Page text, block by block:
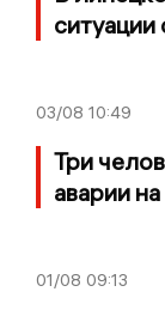
03/08 10:49
Три
аварии
01/08 09:13